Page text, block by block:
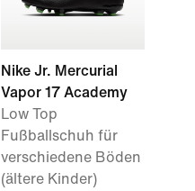
Nike Jr. Mercurial
Vapor 17 Academy
Low Top
Fußballschuh für
verschiedene Böden
(ältere Kinder)